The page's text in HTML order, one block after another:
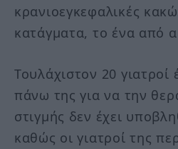
κρανιοεγκεφαλικές
κατάγματα, το ένα από
Τουλάχιστον 20 γιατροί
πάνω της για να την
στιγμής δεν έχει
καθώς οι γιατροί της